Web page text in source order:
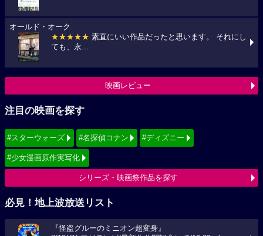
オールド・オーク
★★★★★ 素直にいい作品だったと思います。 それにし
ても、永...
映画レビュー
注目の映画を探す
#スターウォーズ #名探偵コナン #ディズニー
#少女漫画原作実写化
シリーズ・映画祭作品を探す
必見！地上波放送リスト
『怪盗グルーのミニオン超変身』